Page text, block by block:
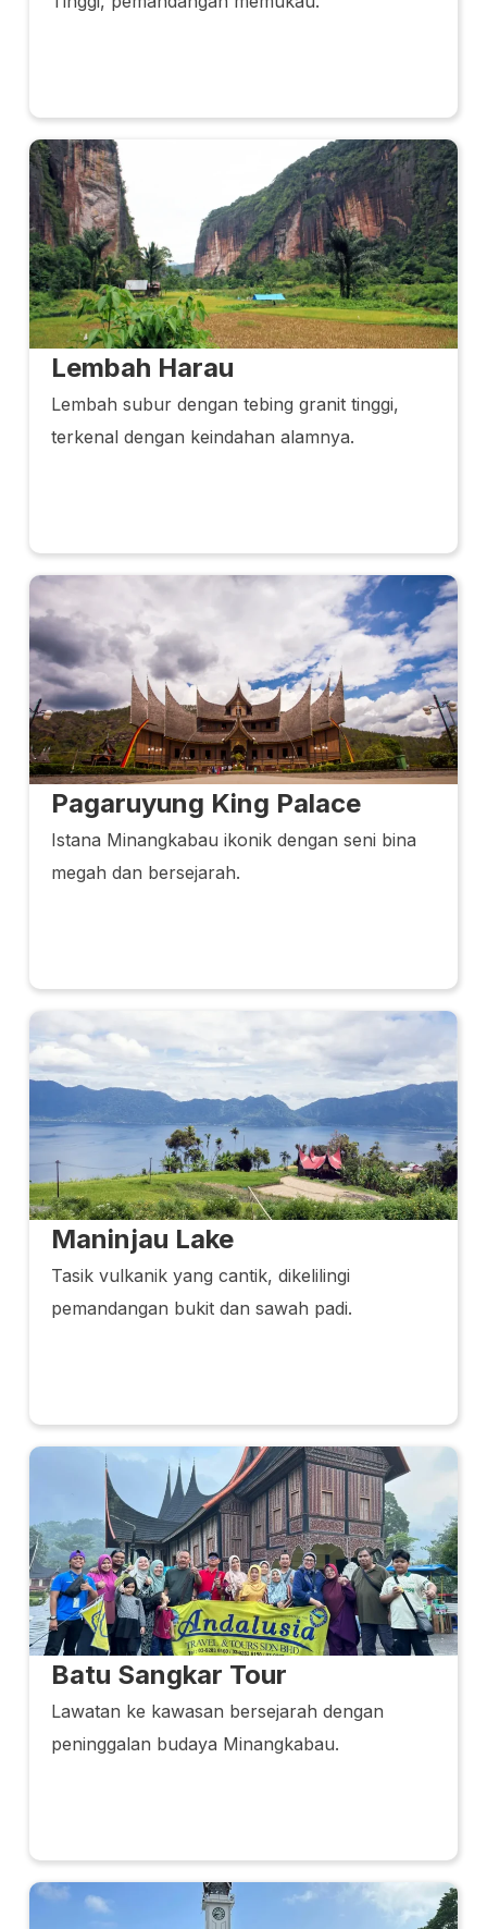
Lembah Harau
Lembah subur dengan tebing granit tinggi,
terkenal dengan keindahan alamnya.
Pagaruyung King Palace
Istana Minangkabau ikonik dengan seni bina
megah dan bersejarah.
Maninjau Lake
Tasik vulkanik yang cantik, dikelilingi
pemandangan bukit dan sawah padi.
Batu Sangkar Tour
Lawatan ke kawasan bersejarah dengan
peninggalan budaya Minangkabau.